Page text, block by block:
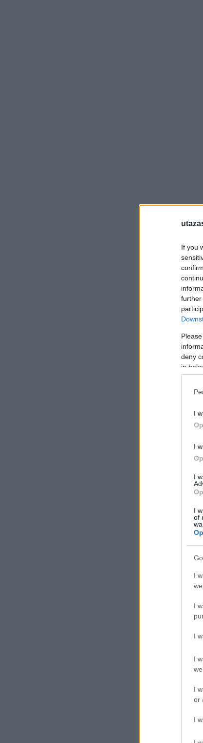
If you
further
deny
in
I
I
I
I
of
I
I
I
I
I
or
I